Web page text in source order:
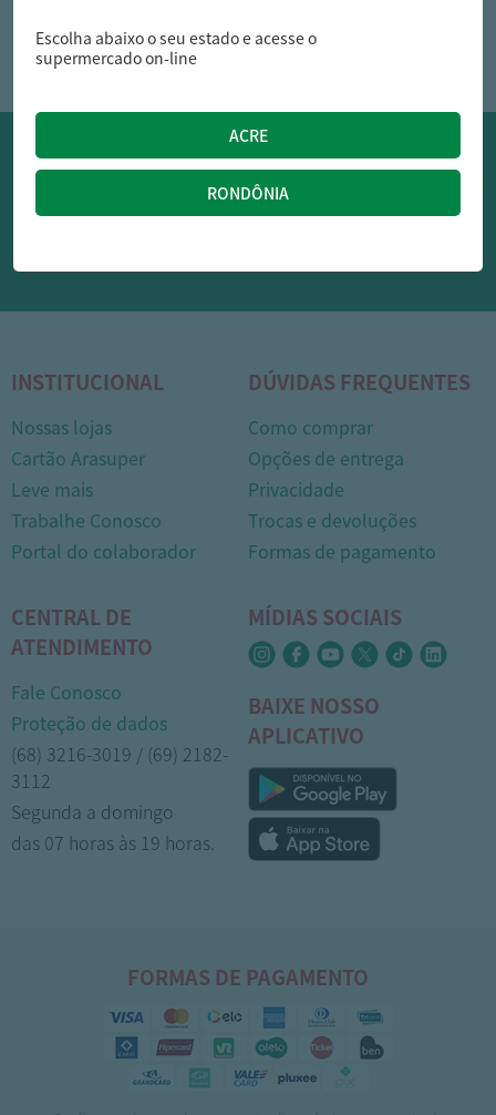
1
OFERTAS NO WHATSAPP:
Siga nossos canais oficiais de ofertas no Whasapp!
INSTITUCIONAL
Nossas lojas
Cartão Arasuper
Leve mais
Trabalhe Conosco
Portal do colaborador
DÚVIDAS FREQUENTES
Como comprar
Opções de entrega
Privacidade
Trocas e devoluções
Formas de pagamento
CENTRAL DE
ATENDIMENTO
Fale Conosco
Proteção de dados
(68) 3216-3019 / (69) 2182-
3112
Segunda a domingo
das 07 horas às 19 horas.
MÍDIAS SOCIAIS
BAIXE NOSSO
APLICATIVO
FORMAS DE PAGAMENTO
Escolha abaixo o seu estado e acesse o
supermercado on-line